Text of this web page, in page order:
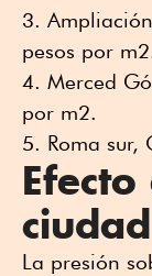
pesos por
Merced
por m2.
Roma sur,
ciudad
La presión